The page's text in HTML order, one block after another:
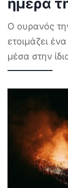
Ο ουρανός
ετοιμάζει
μέσα στην